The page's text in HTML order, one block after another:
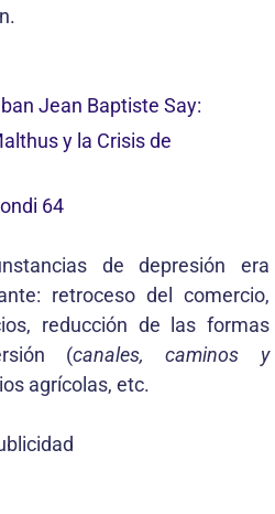
Jean Baptiste Say:
y la Crisis de
64
de depresión era
retroceso del comercio,
reducción de las formas
(canales, caminos y
agrícolas, etc.